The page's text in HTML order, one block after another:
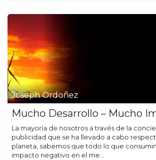
Joseph Ordoñez
Mucho Desarrollo – Mucho
La mayoría de nosotros a través de la
publicidad que se ha llevado a cabo
planeta, sabemos que todo lo que
impacto negativo en el me...